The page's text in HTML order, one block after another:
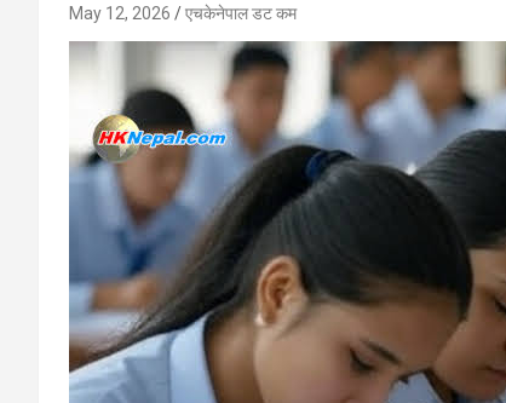
May 12, 2026 एचकेनेपाल डट कम